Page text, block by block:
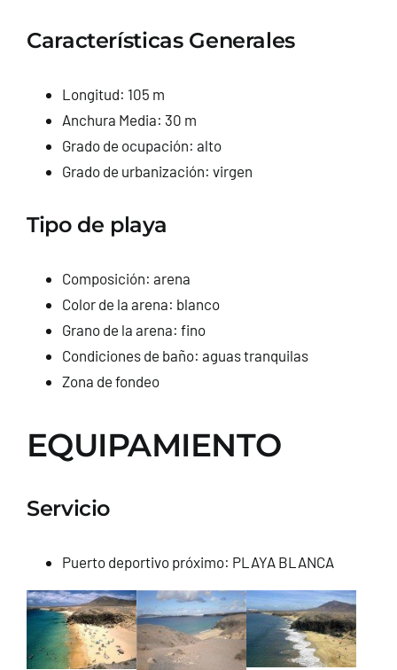
Características Generales
Longitud: 105 m
Anchura Media: 30 m
Grado de ocupación: alto
Grado de urbanización: virgen
Tipo de playa
Composición: arena
Color de la arena: blanco
Grano de la arena: fino
Condiciones de baño: aguas tranquilas
Zona de fondeo
EQUIPAMIENTO
Servicio
Puerto deportivo próximo: PLAYA BLANCA